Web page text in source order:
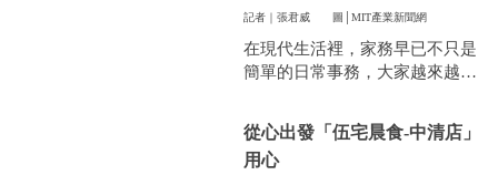
記者｜張君威 圖│MIT產業新聞網
在現代生活裡，家務早已不只是
簡單的日常事務，大家越來越重
件看似小事卻常常讓人煩惱。像
是衣服太多、空間不夠，或是遇
到突然變天，曬衣服真的讓不少
從心出發「伍宅晨食-中清店」
用心